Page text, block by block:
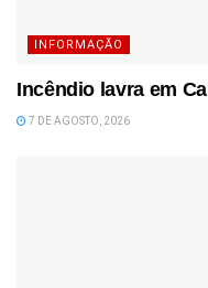
INFORMAÇÃO
Incêndio lavra em
7 DE AGOSTO, 2026